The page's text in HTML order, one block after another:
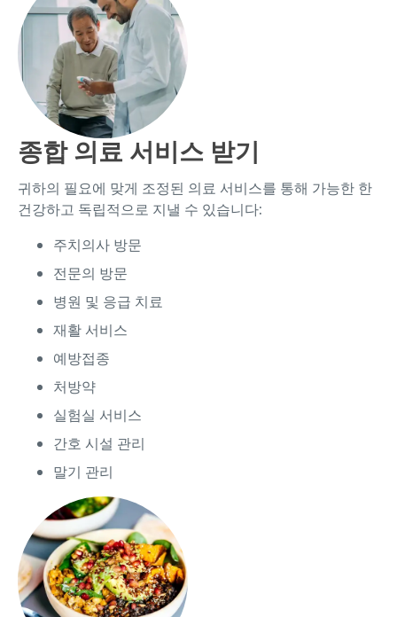
종합 의료 서비스 받기
귀하의 필요에 맞게 조정된 의료 서비스를 통해 가능한 한
건강하고 독립적으로 지낼 수 있습니다:
주치의사 방문
전문의 방문
병원 및 응급 치료
재활 서비스
예방접종
처방약
실험실 서비스
간호 시설 관리
말기 관리